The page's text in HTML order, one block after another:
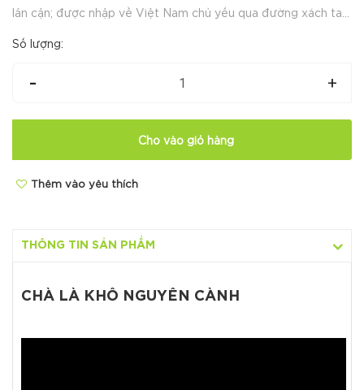
lân cận; được nhập về Việt Nam chủ yếu qua đường xách tay.
nhãn hiệu...
Số lượng:
- +
Cho vào giỏ hàng
Thêm vào yêu thích
THÔNG TIN SẢN PHẨM
CHÀ LÀ KHÔ NGUYÊN CÀNH